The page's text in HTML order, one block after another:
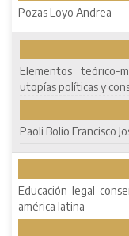
Pozas Loyo Andrea
Elementos teórico-
utopías políticas y
Paoli Bolio Francisco
Educación legal
américa latina